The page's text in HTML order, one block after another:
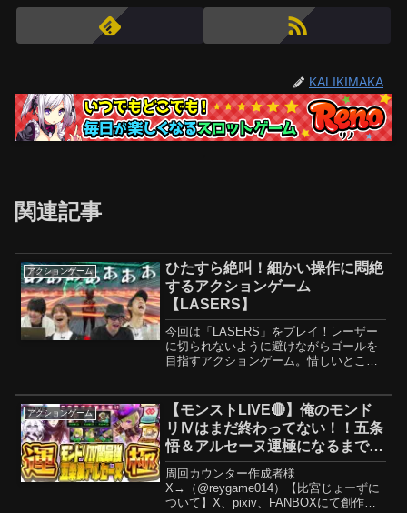
KALIKIMAKA
関連記事
アクションゲーム
ひたすら絶叫！細かい操作に悶絶
するアクションゲーム
【LASERS】
今回は「LASERS」をプレイ！レーザー
に切られないように避けながらゴールを
目指すアクションゲーム。惜しいところ
岡大貴、宮田俊哉、玉森裕太、田中樹 対
応ハード：PC（S...
アクションゲーム
【モンストLIVE🔴】俺のモンド
リⅣはまだ終わってない！！五条
悟＆アルセーヌ運極になるまでガ
チャ！！【モンスターストライ
ク】
周回カウンター作成者様
X→（@reygame014）【比宮じょーずに
ついて】X、pixiv、FANBOXにて創作活